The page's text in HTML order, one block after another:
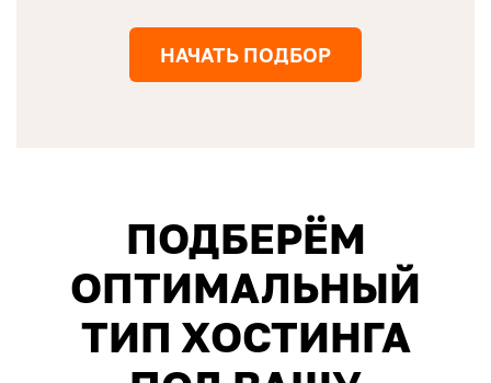
НАЧАТЬ ПОДБОР
ПОДБЕРЁМ
ОПТИМАЛЬНЫЙ
ТИП ХОСТИНГА